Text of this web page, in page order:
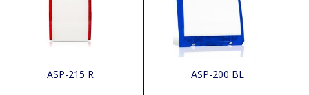
ASP-215 R ASP-200 BL